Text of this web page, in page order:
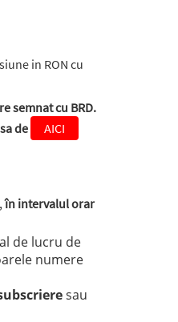
in RON cu
semnat cu BRD.
de
AICI
în intervalul orar
de lucru de
numere